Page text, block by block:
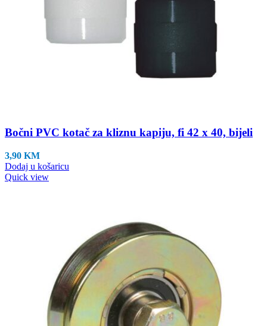
Bočni PVC kotač za kliznu kapiju, fi 42 x 40, bijeli
3,90 KM
Dodaj u košaricu
Quick view